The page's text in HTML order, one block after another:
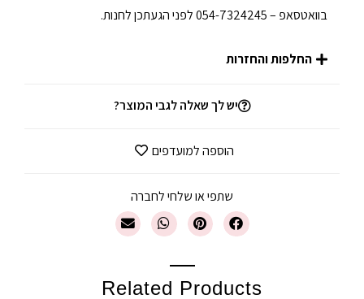
בוואטסאפ – 054-7324245 לפני הגעתכן לחנות.
החלפות והחזרות
יש לך שאלה לגבי המוצר?
הוספה למועדפים
שתפי או שלחי לחברה
Related Products